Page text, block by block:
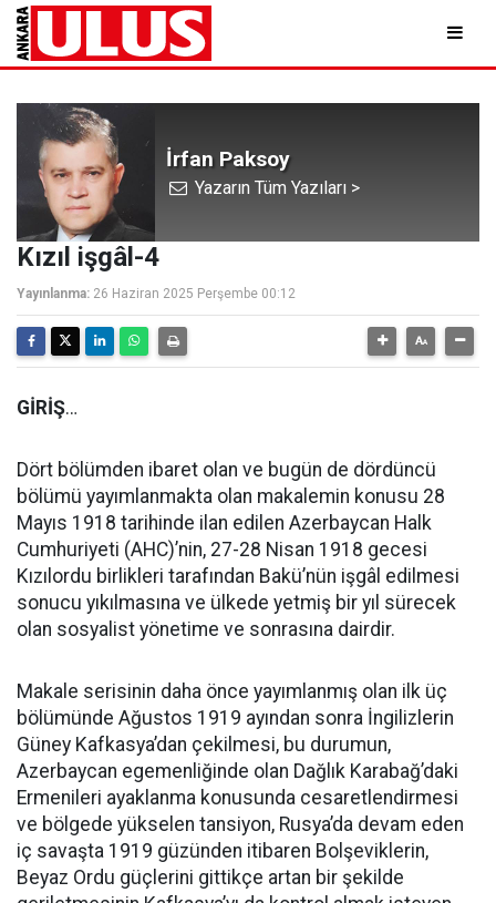
İrfan Paksoy
Yazarın Tüm Yazıları >
Kızıl işgâl-4
Yayınlanma: 26 Haziran 2025 Perşembe 00:12
GİRİŞ…
Dört bölümden ibaret olan ve bugün de dördüncü
bölümü yayımlanmakta olan makalemin konusu 28
Mayıs 1918 tarihinde ilan edilen Azerbaycan Halk
Cumhuriyeti (AHC)’nin, 27-28 Nisan 1918 gecesi
Kızılordu birlikleri tarafından Bakü’nün işgâl edilmesi
sonucu yıkılmasına ve ülkede yetmiş bir yıl sürecek
olan sosyalist yönetime ve sonrasına dairdir.
Makale serisinin daha önce yayımlanmış olan ilk üç
bölümünde Ağustos 1919 ayından sonra İngilizlerin
Güney Kafkasya’dan çekilmesi, bu durumun,
Azerbaycan egemenliğinde olan Dağlık Karabağ’daki
Ermenileri ayaklanma konusunda cesaretlendirmesi
ve bölgede yükselen tansiyon, Rusya’da devam eden
iç savaşta 1919 güzünden itibaren Bolşeviklerin,
Beyaz Ordu güçlerini gittikçe artan bir şekilde